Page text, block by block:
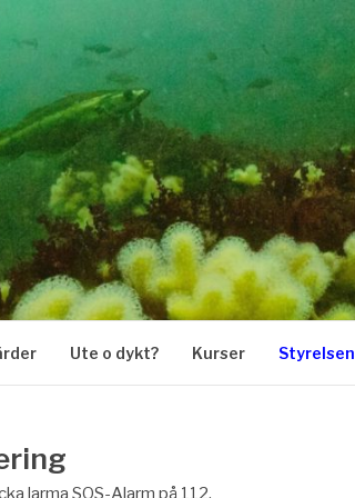
Ute o dykt? Kurser Styrelsen
larma SOS-Alarm på 112.